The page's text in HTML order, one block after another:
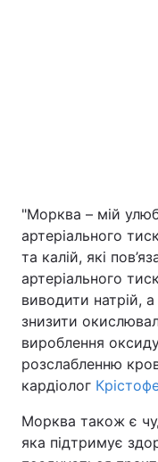
"Морква – мій
артеріального
та калій, які
артеріального
виводити натрій,
знизити
вироблення
розслабленню
кардіолог
Морква також є
яка підтримує